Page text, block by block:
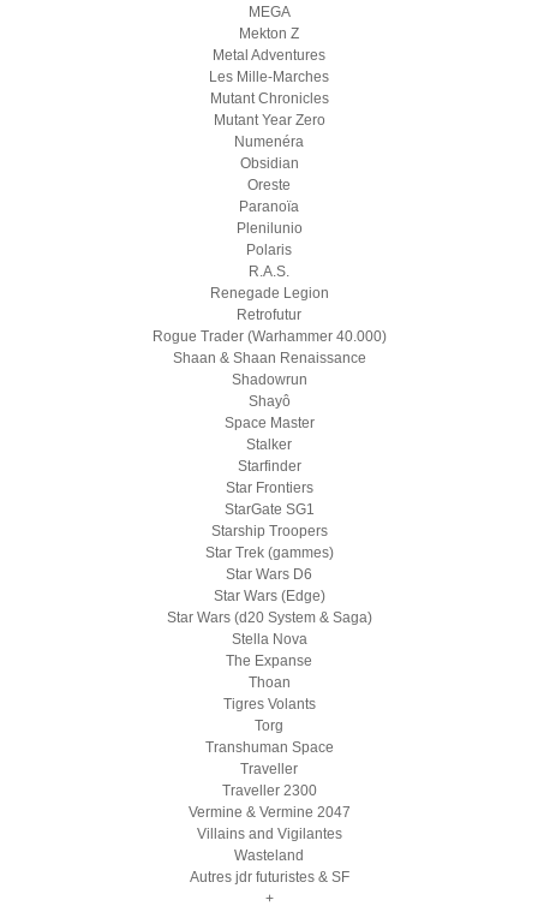
MEGA
Mekton Z
Metal Adventures
Les Mille-Marches
Mutant Chronicles
Mutant Year Zero
Numenéra
Obsidian
Oreste
Paranoïa
Plenilunio
Polaris
R.A.S.
Renegade Legion
Retrofutur
Rogue Trader (Warhammer 40.000)
Shaan & Shaan Renaissance
Shadowrun
Shayô
Space Master
Stalker
Starfinder
Star Frontiers
StarGate SG1
Starship Troopers
Star Trek (gammes)
Star Wars D6
Star Wars (Edge)
Star Wars (d20 System & Saga)
Stella Nova
The Expanse
Thoan
Tigres Volants
Torg
Transhuman Space
Traveller
Traveller 2300
Vermine & Vermine 2047
Villains and Vigilantes
Wasteland
Autres jdr futuristes & SF
+